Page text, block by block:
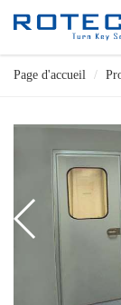
Page d'accueil